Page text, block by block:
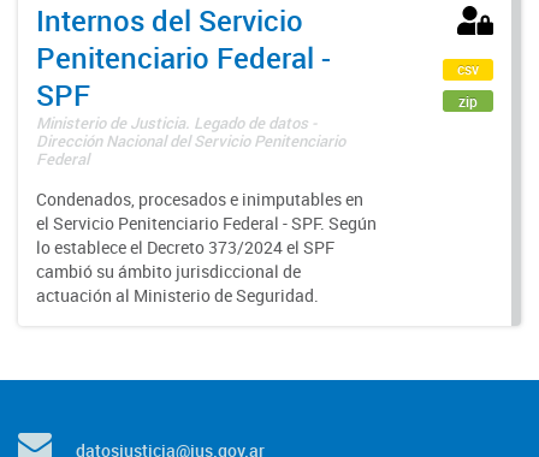
Internos del Servicio
Penitenciario Federal -
SPF
Ministerio de Justicia. Legado de datos -
Dirección Nacional del Servicio Penitenciario
Federal
Condenados, procesados e inimputables en
el Servicio Penitenciario Federal - SPF. Según
lo establece el Decreto 373/2024 el SPF
cambió su ámbito jurisdiccional de
actuación al Ministerio de Seguridad.
csv
zip
datosjusticia@jus.gov.ar